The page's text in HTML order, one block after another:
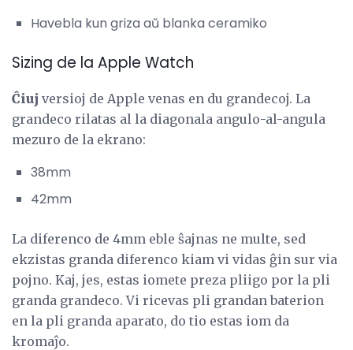
Havebla kun griza aŭ blanka ceramiko
Sizing de la Apple Watch
Ĉiuj versioj de Apple venas en du grandecoj. La
grandeco rilatas al la diagonala angulo-al-angula
mezuro de la ekrano:
38mm
42mm
La diferenco de 4mm eble ŝajnas ne multe, sed
ekzistas granda diferenco kiam vi vidas ĝin sur via
pojno. Kaj, jes, estas iomete preza pliigo por la pli
granda grandeco. Vi ricevas pli grandan baterion
en la pli granda aparato, do tio estas iom da
kromaĵo.